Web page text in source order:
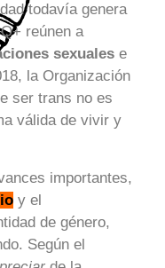
todavía genera
reúnen a
sexuales e
la Organización
ser trans no es
válida de vivir y
importantes,
y el
de género,
Según el